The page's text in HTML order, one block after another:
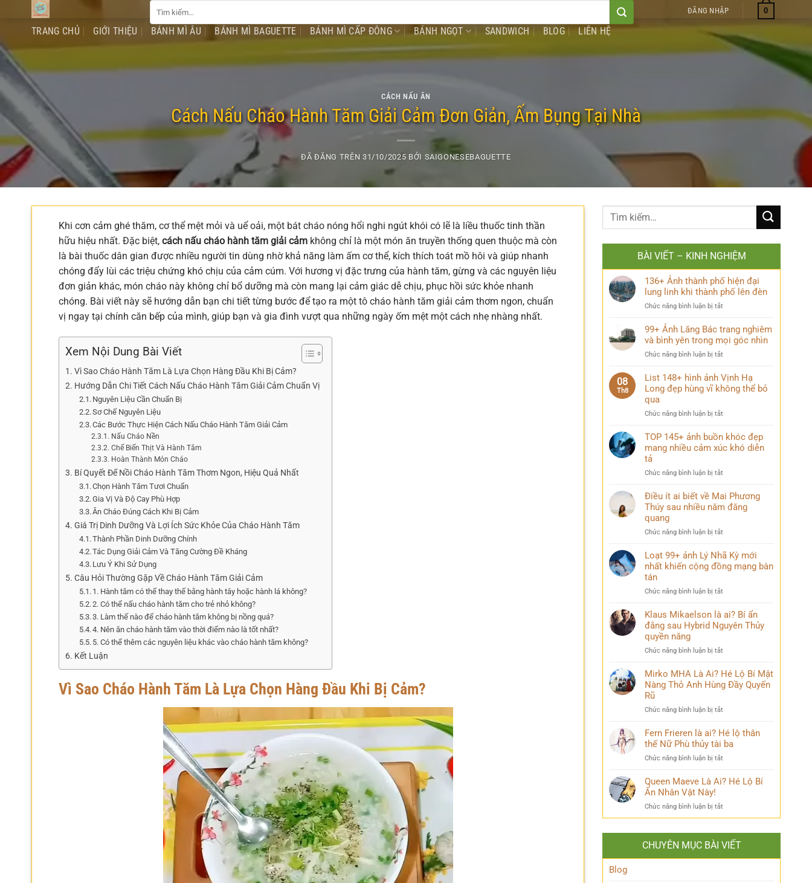
dung
kiếm:
ĐĂNG NHẬP 0
TRANG CHỦ GIỚI THIỆU BÁNH MÌ ÂU BÁNH MÌ BAGUETTE BÁNH MÌ CẤP ĐÔNG BÁNH NGỌT SANDWICH BLOG LIÊN HỆ
CÁCH NẤU ĂN
Cách Nấu Cháo Hành Tăm Giải Cảm Đơn Giản, Ấm Bụng Tại Nhà
ĐÃ ĐĂNG TRÊN 31/10/2025 BỞI SAIGONESEBAGUETTE
Khi cơn cảm ghé thăm, cơ thể mệt mỏi và uể oải, một bát cháo nóng hổi nghi ngút khói có lẽ là liều thuốc tinh thần
hữu hiệu nhất. Đặc biệt, cách nấu cháo hành tăm giải cảm không chỉ là một món ăn truyền thống quen thuộc mà còn
là bài thuốc dân gian được nhiều người tin dùng nhờ khả năng làm ấm cơ thể, kích thích toát mồ hôi và giúp nhanh
chóng đẩy lùi các triệu chứng khó chịu của cảm cúm. Với hương vị đặc trưng của hành tăm, gừng và các nguyên liệu
đơn giản khác, món cháo này không chỉ bổ dưỡng mà còn mang lại cảm giác dễ chịu, phục hồi sức khỏe nhanh
chóng. Bài viết này sẽ hướng dẫn bạn chi tiết từng bước để tạo ra một tô cháo hành tăm giải cảm thơm ngon, chuẩn
vị ngay tại chính căn bếp của mình, giúp bạn và gia đình vượt qua những ngày ốm mệt một cách nhẹ nhàng nhất.
Xem Nội Dung Bài Viết
Vì Sao Cháo Hành Tăm Là Lựa Chọn Hàng Đầu Khi Bị Cảm?
Hướng Dẫn Chi Tiết Cách Nấu Cháo Hành Tăm Giải Cảm Chuẩn Vị
Nguyên Liệu Cần Chuẩn Bị
Sơ Chế Nguyên Liệu
Các Bước Thực Hiện Cách Nấu Cháo Hành Tăm Giải Cảm
Nấu Cháo Nền
Chế Biến Thịt Và Hành Tăm
Hoàn Thành Món Cháo
Bí Quyết Để Nồi Cháo Hành Tăm Thơm Ngon, Hiệu Quả Nhất
Chọn Hành Tăm Tươi Chuẩn
Gia Vị Và Độ Cay Phù Hợp
Ăn Cháo Đúng Cách Khi Bị Cảm
Giá Trị Dinh Dưỡng Và Lợi Ích Sức Khỏe Của Cháo Hành Tăm
Thành Phần Dinh Dưỡng Chính
Tác Dụng Giải Cảm Và Tăng Cường Đề Kháng
Lưu Ý Khi Sử Dụng
Câu Hỏi Thường Gặp Về Cháo Hành Tăm Giải Cảm
1. Hành tăm có thể thay thế bằng hành tây hoặc hành lá không?
2. Có thể nấu cháo hành tăm cho trẻ nhỏ không?
3. Làm thế nào để cháo hành tăm không bị nồng quá?
4. Nên ăn cháo hành tăm vào thời điểm nào là tốt nhất?
5. Có thể thêm các nguyên liệu khác vào cháo hành tăm không?
Kết Luận
Vì Sao Cháo Hành Tăm Là Lựa Chọn Hàng Đầu Khi Bị Cảm?
BÀI VIẾT – KINH NGHIỆM
136+ Ảnh thành phố hiện đại
lung linh khi thành phố lên đèn
Chức năng bình luận bị tắt
Ảnh
thành
phố
hiện
lung
linh
phố
đèn
99+ Ảnh Lăng Bác trang nghiêm
và bình yên trong mọi góc nhìn
Chức năng bình luận bị tắt
Ảnh
Lăng
nghiêm
bình
yên
góc
08
Th8
List 148+ hình ảnh Vịnh Hạ
Long đẹp hùng vĩ không thể bỏ
qua
Chức năng bình luận bị tắt
148+
hình
Hạ
đẹp
hùng
thể
qua
TOP 145+ ảnh buồn khóc đẹp
mang nhiều cảm xúc khó diễn
tả
Chức năng bình luận bị tắt
145+
ảnh
đẹp
nhiều
cảm
diễn
Điều ít ai biết về Mai Phương
Thúy sau nhiều năm đăng
quang
Chức năng bình luận bị tắt
ít
biết
Mai
Thúy
sau
đăng
Loạt 99+ ảnh Lý Nhã Kỳ mới
nhất khiến cộng đồng mạng bàn
tán
Chức năng bình luận bị tắt
99+
Lý
Kỳ
nhất
khiến
mạng
tán
Klaus Mikaelson là ai? Bí ẩn
đằng sau Hybrid Nguyên Thủy
quyền năng
Chức năng bình luận bị tắt
Mikaelson
ai?
ẩn
sau
Hybrid
Thủy
năng
Mirko MHA Là Ai? Hé Lộ Bí Mật
Nàng Thỏ Anh Hùng Đầy Quyến
Rũ
Chức năng bình luận bị tắt
MHA
Là
Hé
Bí
Hùng
Đầy
Fern Frieren là ai? Hé lộ thân
thế Nữ Phù thủy tài ba
Chức năng bình luận bị tắt
Frieren
Hé
lộ
thế
Nữ
Phù
Queen Maeve Là Ai? Hé Lộ Bí
Ẩn Nhân Vật Này!
Chức năng bình luận bị tắt
Queen
Ai?
Hé
CHUYÊN MỤC BÀI VIẾT
Blog